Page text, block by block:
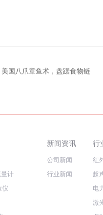
国八爪章鱼术，盘踞食物链
计
仪
新闻资讯
公司新闻
行业新闻
行
红
超
电
激